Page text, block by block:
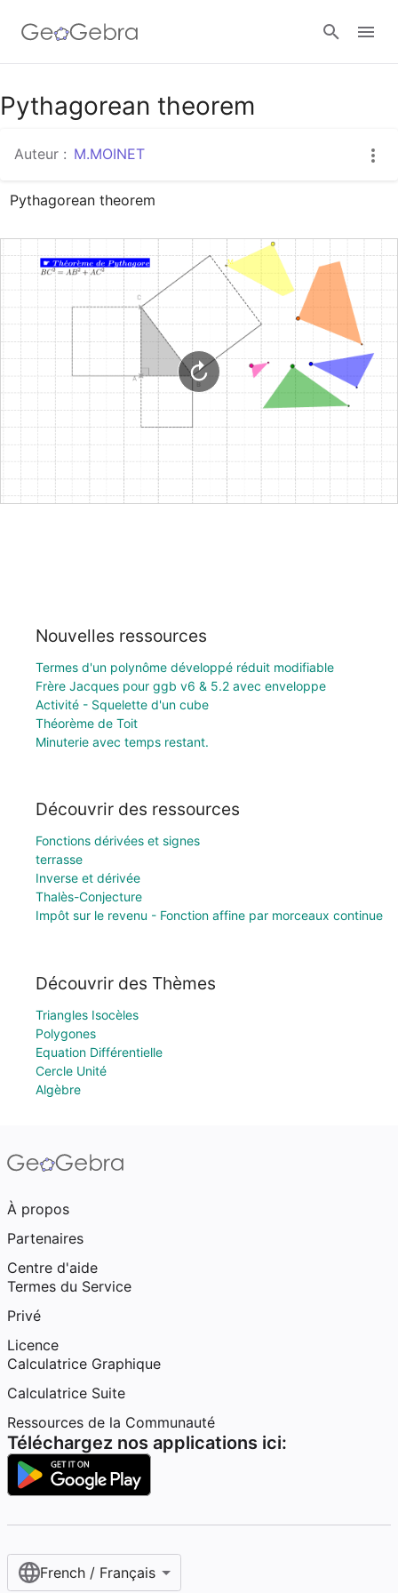
Google Classroom
Classe GeoGebra
Pythagorean theorem
Auteur : M.MOINET
Pythagorean theorem
Nouvelles ressources
Termes d'un polynôme développé réduit modifiable
Frère Jacques pour ggb v6 & 5.2 avec enveloppe
Activité - Squelette d'un cube
Théorème de Toit
Minuterie avec temps restant.
Découvrir des ressources
Fonctions dérivées et signes
terrasse
Inverse et dérivée
Thalès-Conjecture
Impôt sur le revenu - Fonction affine par morceaux continue
Découvrir des Thèmes
Triangles Isocèles
Polygones
Equation Différentielle
Cercle Unité
Algèbre
À propos
Partenaires
Centre d'aide
Termes du Service
Privé
Licence
Calculatrice Graphique
Calculatrice Suite
Ressources de la Communauté
Téléchargez nos applications ici:
French / Français‎